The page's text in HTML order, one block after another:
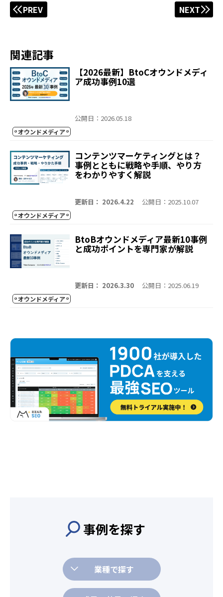
PREV NEXT
関連記事
【2026最新】BtoCオウンドメディ
ア成功事例10選
公開日：2026.05.18
オウンドメディア
コンテンツマーケティングとは？
事例とともに戦略や手順、やり方
をわかりやすく解説
更新日： 2026.4.22 公開日：2025.10.07
オウンドメディア
BtoBオウンドメディア最新10事例
と成功ポイントを専門家が解説
更新日： 2026.3.30 公開日：2025.06.19
オウンドメディア
事例を探す
業種で探す